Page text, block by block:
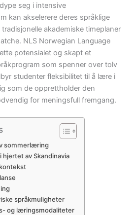
seg i intensive
kan akselerere deres språklige
akademiske timeplaner
NLS Norwegian Language
potensialet og skapt et
som spenner over tolv
studenter fleksibilitet til å lære i
som de opprettholder den
for meningsfull fremgang.
sommerlæring
av Skandinavia
språkmuligheter
og læringsmodaliteter